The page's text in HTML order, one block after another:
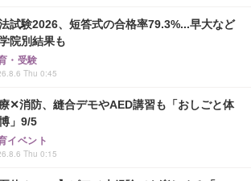
試験2026、短答式の合格率79.3%...早大など
院別結果も
・受験
Thu 0:45
✕消防、縫合デモやAED講習も「おしごと体
」9/5
イベント
Thu 0:15